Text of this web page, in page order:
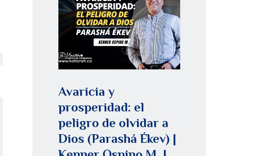
Avaricia y
prosperidad: el
peligro de olvidar a
Dios (Parashá Ékev) |